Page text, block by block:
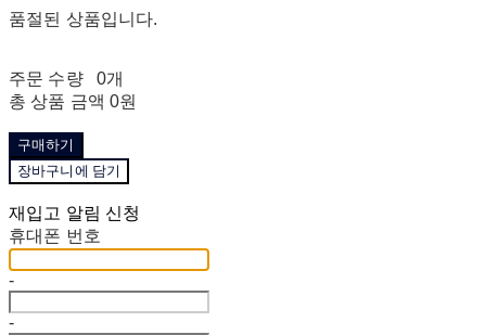
품절된 상품입니다.
주문 수량
0개
총 상품 금액 0원
구매하기
장바구니에 담기
재입고 알림 신청
휴대폰 번호
-
-